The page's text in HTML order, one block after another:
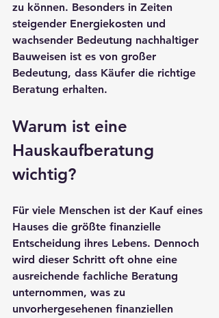
zu können. Besonders in Zeiten
steigender Energiekosten und
wachsender Bedeutung nachhaltiger
Bauweisen ist es von großer
Bedeutung, dass Käufer die richtige
Beratung erhalten.
Warum ist eine
Hauskaufberatung
wichtig?
Für viele Menschen ist der Kauf eines
Hauses die größte finanzielle
Entscheidung ihres Lebens. Dennoch
wird dieser Schritt oft ohne eine
ausreichende fachliche Beratung
unternommen, was zu
unvorhergesehenen finanziellen